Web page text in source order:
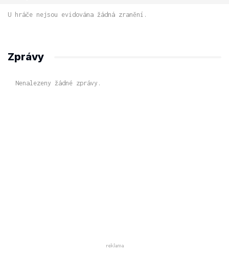
U hráče nejsou evidována žádná zranění.
Zprávy
Nenalezeny žádné zprávy.